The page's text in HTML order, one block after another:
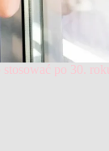
po 30. roku